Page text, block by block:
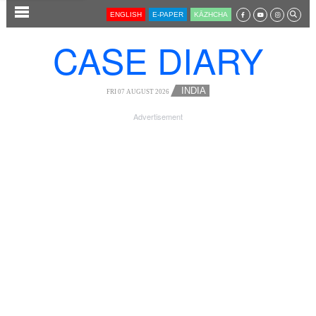
SECTIONS ENGLISH E-PAPER KĀZHCHA
CASE DIARY
FRI 07 AUGUST 2026 INDIA
Advertisement